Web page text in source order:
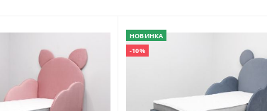
НОВИНКА
-10%